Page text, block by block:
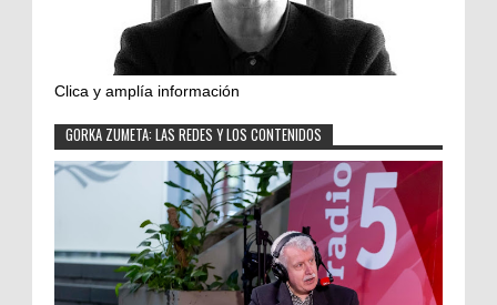
Clica y amplía información
GORKA ZUMETA: LAS REDES Y LOS CONTENIDOS